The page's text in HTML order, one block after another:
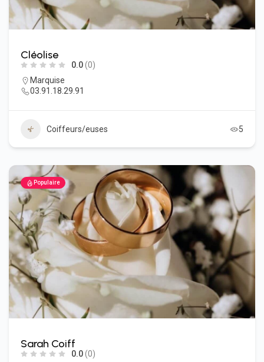
Cléolise
0.0(0)
Marquise
03.91.18.29.91
Coiffeurs/euses 5
Populaire
Sarah Coiff
0.0(0)